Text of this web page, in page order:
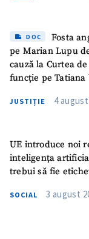
DOC
Fosta
pe Marian Lupu
cauză la Curtea
funcție pe Tatiana
JUSTIȚIE 4
UE introduce noi
inteligența
trebui să fie
SOCIAL 3 august
Titlu+